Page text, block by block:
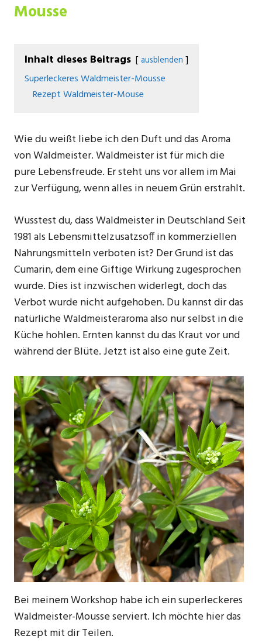
Mousse
Inhalt dieses Beitrags ausblenden
Superleckeres Waldmeister-Mousse
Rezept Waldmeister-Mouse
Wie du weißt liebe ich den Duft und das Aroma
von Waldmeister. Waldmeister ist für mich die
pure Lebensfreude. Er steht uns vor allem im Mai
zur Verfügung, wenn alles in neuem Grün erstrahlt.
Wusstest du, dass Waldmeister in Deutschland Seit
1981 als Lebensmittelzusatzsoff in kommerziellen
Nahrungsmitteln verboten ist? Der Grund ist das
Cumarin, dem eine Giftige Wirkung zugesprochen
wurde. Dies ist inzwischen widerlegt, doch das
Verbot wurde nicht aufgehoben. Du kannst dir das
natürliche Waldmeisteraroma also nur selbst in die
Küche hohlen. Ernten kannst du das Kraut vor und
während der Blüte. Jetzt ist also eine gute Zeit.
Bei meinem Workshop habe ich ein superleckeres
Waldmeister-Mousse serviert. Ich möchte hier das
Rezept mit dir Teilen.